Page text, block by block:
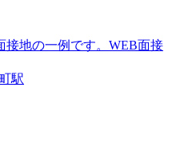
地の一例です。WEB面接
駅